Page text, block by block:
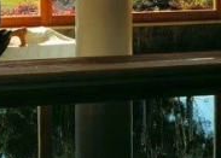
tra cielo e
accesso al
Mondo
di coppia in Pri...